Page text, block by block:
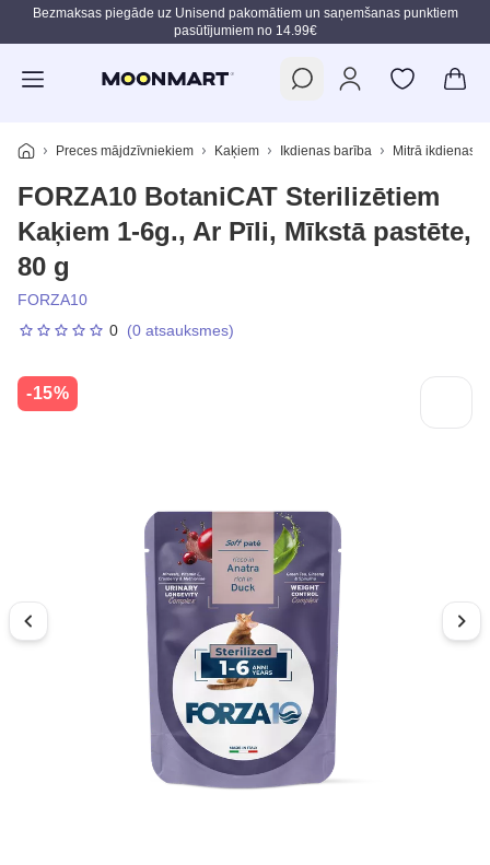
Pāriet uz galveno saturu
Bezmaksas piegāde uz Unisend pakomātiem un saņemšanas punktiem
pasūtījumiem no 14.99€
Preces mājdzīvniekiem Kaķiem Ikdienas barība Mitrā ikdienas
FORZA10 BotaniCAT Sterilizētiem
Kaķiem 1-6g., Ar Pīli, Mīkstā pastēte,
80 g
FORZA10
0 (0 atsauksmes)
-15%